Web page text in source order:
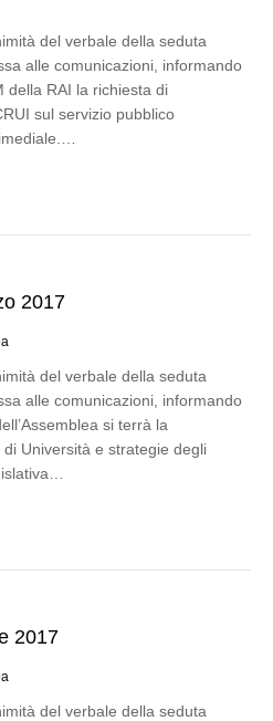
del verbale della seduta
alle comunicazioni, informando
della RAI la richiesta di
sul servizio pubblico
2017
del verbale della seduta
alle comunicazioni, informando
si terrà la
Università e strategie degli
2017
del verbale della seduta